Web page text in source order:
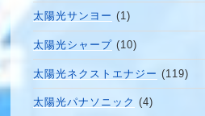
太陽光サンヨー (1)
太陽光シャープ (10)
太陽光ネクストエナジー (119)
太陽光パナソニック (4)